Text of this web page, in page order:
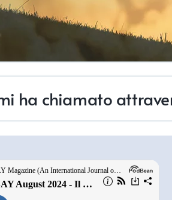
ha chiamato